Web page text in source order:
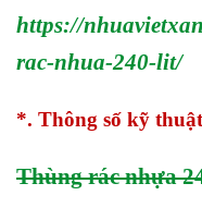
https://
rac-nhua-240-lit/
*. Thông số kỹ
Thùng rác nhựa